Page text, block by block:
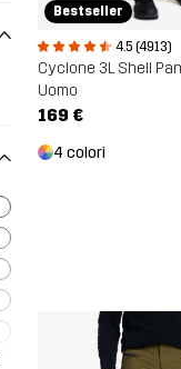
Bestseller
4.5 (4913)
Cyclone 3L Shell
Uomo
169 €
4 colori